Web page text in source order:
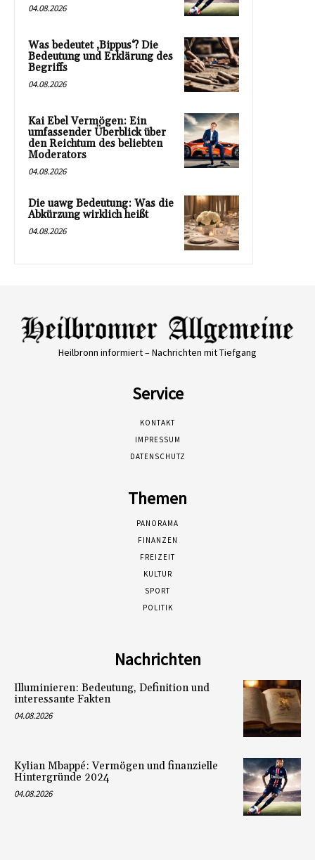
04.08.2026
Was bedeutet ‚Bippus‘? Die
Bedeutung und Erklärung des
Begriffs
04.08.2026
Kai Ebel Vermögen: Ein
umfassender Überblick über
den Reichtum des beliebten
Moderators
04.08.2026
Die uawg Bedeutung: Was die
Abkürzung wirklich heißt
04.08.2026
Heilbronn informiert – Nachrichten mit Tiefgang
Service
KONTAKT
IMPRESSUM
DATENSCHUTZ
Themen
PANORAMA
FINANZEN
FREIZEIT
KULTUR
SPORT
POLITIK
Nachrichten
Illuminieren: Bedeutung, Definition und
interessante Fakten
04.08.2026
Kylian Mbappé: Vermögen und finanzielle
Hintergründe 2024
04.08.2026